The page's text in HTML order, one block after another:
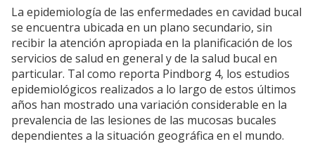
La epidemiología de las enfermedades en cavidad bucal
se encuentra ubicada en un plano secundario, sin
recibir la atención apropiada en la planificación de los
servicios de salud en general y de la salud bucal en
particular. Tal como reporta Pindborg 4, los estudios
epidemiológicos realizados a lo largo de estos últimos
años han mostrado una variación considerable en la
prevalencia de las lesiones de las mucosas bucales
dependientes a la situación geográfica en el mundo.